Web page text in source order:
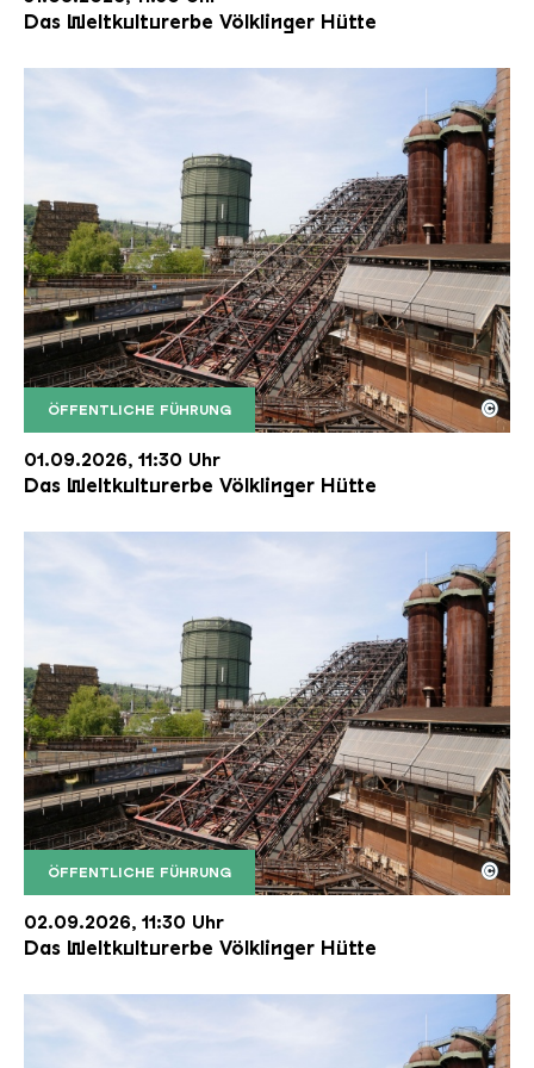
Das Weltkulturerbe Völklinger Hütte
ÖFFENTLICHE FÜHRUNG
Der Erzschrägaufzug der Völklinger Hütte mit
Copyright: Weltkulturerbe Völklinger Hütte | Karl
©
01.09.2026, 11:30 Uhr
Das Weltkulturerbe Völklinger Hütte
ÖFFENTLICHE FÜHRUNG
Der Erzschrägaufzug der Völklinger Hütte mit
Copyright: Weltkulturerbe Völklinger Hütte | Karl
©
02.09.2026, 11:30 Uhr
Das Weltkulturerbe Völklinger Hütte